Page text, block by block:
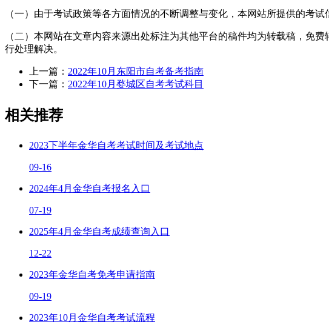
（一）由于考试政策等各方面情况的不断调整与变化，本网站所提供的考
（二）本网站在文章内容来源出处标注为其他平台的稿件均为转载稿，免
行处理解决。
上一篇： 2022年10月东阳市自考备考指南
下一篇： 2022年10月婺城区自考考试科目
相关推荐
2023下半年金华自考考试时间及考试地点
09-16
2024年4月金华自考报名入口
07-19
2025年4月金华自考成绩查询入口
12-22
2023年金华自考免考申请指南
09-19
2023年10月金华自考考试流程